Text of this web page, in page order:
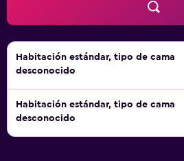
Habitación estándar, tipo de cama
desconocido
Habitación estándar, tipo de cama
desconocido